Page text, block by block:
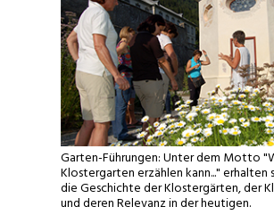
Garten-Führungen: Unter dem Motto
Klostergarten erzählen kann..." erhalten
die Geschichte der Klostergärten, der
und deren Relevanz in der heutigen.